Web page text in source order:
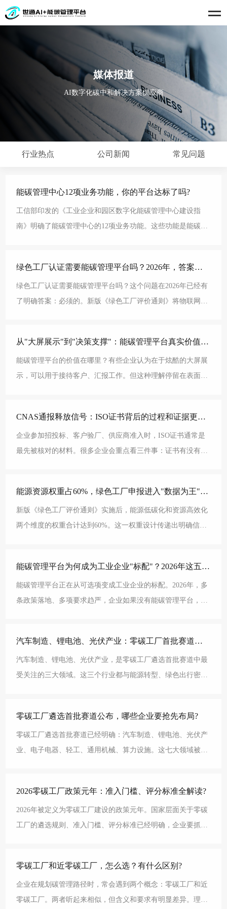
媒体报道
AI数字化碳中和解决方案供应商
行业热点 公司新闻 常见问题
能碳管理中心12项业务功能，你的平台达标了吗?
工信部印发的《工业企业和园区数字化能碳管理中心建设指
南》明确了能碳管理中心的12项业务功能。这些功能是能碳管
绿色工厂认证需要能碳管理平台吗？2026年，答案是"必须的"?
绿色工厂认证需要能碳管理平台吗？这个问题在2026年已经有
了明确答案：必须的。新版《绿色工厂评价通则》将物联网监
从"大屏展示"到"决策支撑"：能碳管理平台真实价值在哪?
能碳管理平台的价值在哪里？有些企业认为在于炫酷的大屏展
示，可以用于接待客户、汇报工作。但这种理解停留在表面。
CNAS通报释放信号：ISO证书背后的过程和证据更关键?
企业参加招投标、客户验厂、供应商准入时，ISO证书通常是
最先被核对的材料。很多企业会重点看三件事：证书有没有过
能源资源权重占60%，绿色工厂申报进入"数据为王"时代?
新版《绿色工厂评价通则》实施后，能源低碳化和资源高效化
两个维度的权重合计达到60%。这一权重设计传递出明确信
能碳管理平台为何成为工业企业"标配"？2026年这五条理由不容忽视?
能碳管理平台正在从可选项变成工业企业的标配。2026年，多
条政策落地、多项要求趋严，企业如果没有能碳管理平台，可
汽车制造、锂电池、光伏产业：零碳工厂首批赛道怎么跑 ?
汽车制造、锂电池、光伏产业，是零碳工厂遴选首批赛道中最
受关注的三大领域。这三个行业都与能源转型、绿色出行密切
零碳工厂遴选首批赛道公布，哪些企业要抢先布局?
零碳工厂遴选首批赛道已经明确：汽车制造、锂电池、光伏产
业、电子电器、轻工、通用机械、算力设施。这七大领域被列
2026零碳工厂政策元年：准入门槛、评分标准全解读?
2026年被定义为零碳工厂建设的政策元年。国家层面关于零碳
工厂的遴选规则、准入门槛、评分标准已经明确，企业要抓住
零碳工厂和近零碳工厂，怎么选？有什么区别?
企业在规划碳管理路径时，常会遇到两个概念：零碳工厂和近
零碳工厂。两者听起来相似，但含义和要求有明显差异。理解